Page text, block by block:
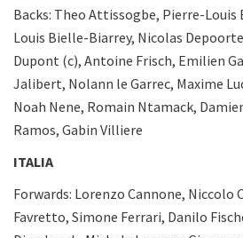
Backs: Theo Attissogbe, Pierre-Louis
Louis Bielle-Biarrey, Nicolas
Dupont (c), Antoine Frisch, Emilien
Jalibert, Nolann le Garrec, Maxime
Noah Nene, Romain Ntamack,
Ramos, Gabin Villiere
ITALIA
Forwards: Lorenzo Cannone, Niccolo
Favretto, Simone Ferrari, Danilo